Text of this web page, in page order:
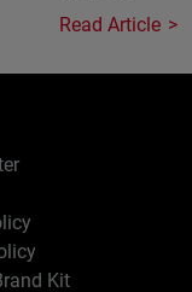
Read Article
Kit